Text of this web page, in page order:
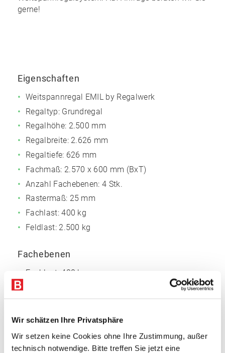
Wir schätzen Ihre Privatsphäre
Wir setzen keine Cookies ohne Ihre Zustimmung, außer
technisch notwendige. Bitte treffen Sie jetzt eine
gerne!
Eigenschaften
Weitspannregal EMIL by Regalwerk
Regaltyp: Grundregal
Regalhöhe: 2.500 mm
Regalbreite: 2.626 mm
Regaltiefe: 626 mm
Fachmaß: 2.570 x 600 mm (BxT)
Anzahl Fachebenen:4 Stk.
Rastermaß: 25 mm
Fachlast: 400 kg
Feldlast: 2.500 kg
Fachebenen
Fachlast: 400 kg
Längstraverse mit 40 mm Rohrkante
Anzahl Stahlfachböden: 4 Stk.
Wesentliche technische Merkmale